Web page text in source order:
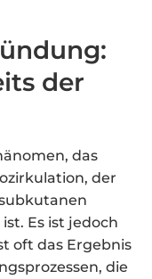
der
das
der
Es ist jedoch
oft das Ergebnis
die